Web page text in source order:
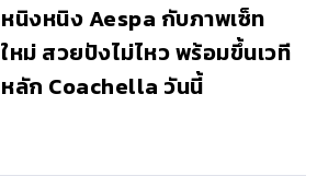
หนิงหนิง Aespa กับภาพเซ็ท
ใหม่ สวยปังไม่ไหว พร้อมขึ้นเวที
หลัก Coachella วันนี้